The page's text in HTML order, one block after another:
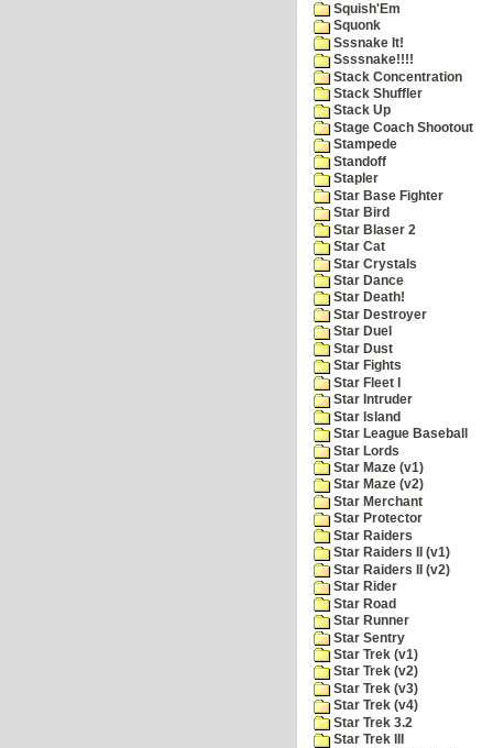
Squish'Em
Squonk
Sssnake It!
Ssssnake!!!!
Stack Concentration
Stack Shuffler
Stack Up
Stage Coach Shootout
Stampede
Standoff
Stapler
Star Base Fighter
Star Bird
Star Blaser 2
Star Cat
Star Crystals
Star Dance
Star Death!
Star Destroyer
Star Duel
Star Dust
Star Fights
Star Fleet I
Star Intruder
Star Island
Star League Baseball
Star Lords
Star Maze (v1)
Star Maze (v2)
Star Merchant
Star Protector
Star Raiders
Star Raiders II (v1)
Star Raiders II (v2)
Star Rider
Star Road
Star Runner
Star Sentry
Star Trek (v1)
Star Trek (v2)
Star Trek (v3)
Star Trek (v4)
Star Trek 3.2
Star Trek III